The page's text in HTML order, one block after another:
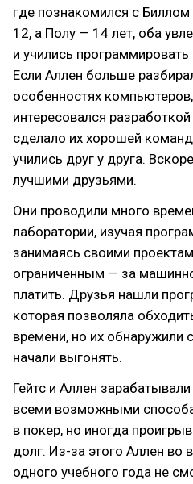
где познакомился с
12, а Полу — 14 лет, оба
и учились
Если Аллен больше
особенностях компьютеров,
интересовался
сделало их хорошей
учились друг у друга.
лучшими друзьями.
Они проводили много
лаборатории, изучая
занимаясь своими
ограниченным — за
платить. Друзья нашли
которая позволяла
времени, но их обнаружили
начали выгонять.
Гейтс и Аллен
всеми возможными
в покер, но иногда
долг. Из-за этого Аллен во
одного учебного года не